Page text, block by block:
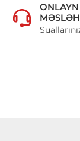
ONLAYN